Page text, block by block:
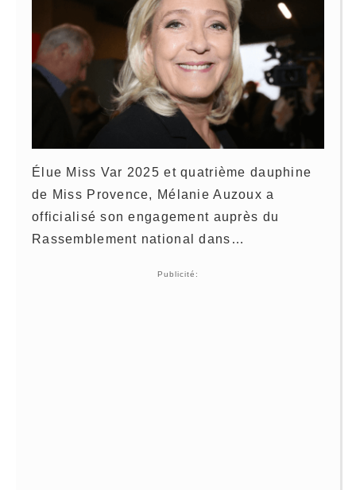
Élue Miss Var 2025 et quatrième dauphine
de Miss Provence, Mélanie Auzoux a
officialisé son engagement auprès du
Rassemblement national
dans…
Publicité: